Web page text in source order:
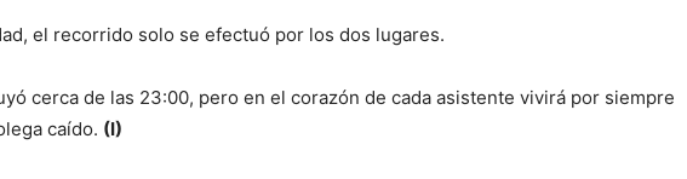
el recorrido solo se efectuó por los dos lugares.
cerca de las 23:00, pero en el corazón de cada asistente vivirá por siempre
caído. (I)